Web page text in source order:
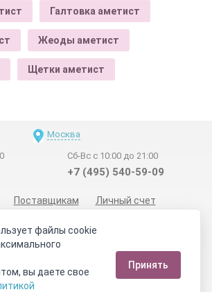
Галтовка аметист
Жеоды аметист
Щетки аметист
Москва
Сб-Вс с 10:00 до 21:00
+7 (495) 540-59-09
Поставщикам
Личный счет
Сертификаты
СОУТ
Телеграм
Max
файлы cookie
вы даете свое
Принять